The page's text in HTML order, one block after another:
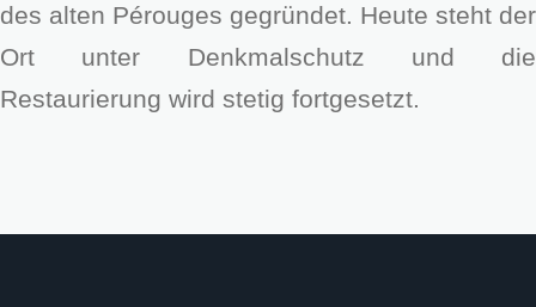
des alten Pérouges gegründet. Heute steht der
Ort unter Denkmalschutz und die
Restaurierung wird stetig fortgesetzt.